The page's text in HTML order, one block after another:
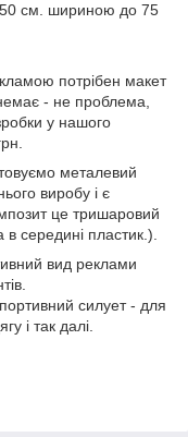
см. шириною до 75
потрібен макет
- не проблема,
у нашого
металевий
виробу і є
це тришаровий
в середині пластик.).
вид реклами
силует - для
і так далі.